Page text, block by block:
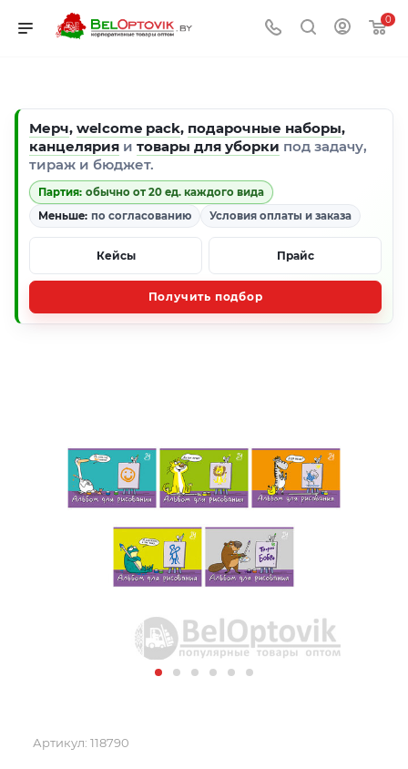
0
Мерч, welcome pack, подарочные наборы,
канцелярия и товары для уборки под задачу,
тираж и бюджет.
Партия: обычно от 20 ед. каждого вида
Меньше: по согласованию Условия оплаты и заказа
Кейсы Прайс
Получить подбор
Артикул: 118790